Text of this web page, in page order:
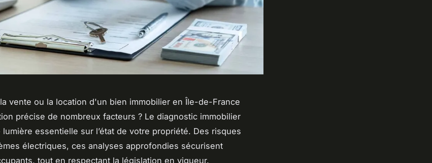
vente ou la location d'un bien immobilier en Île-de-France
précise de nombreux facteurs ? Le diagnostic immobilier
lumière essentielle sur l’état de votre propriété. Des risques
électriques, ces analyses approfondies sécurisent
tout en respectant la législation en vigueur.